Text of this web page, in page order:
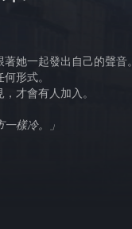
她一起發出自己的聲音。
形式。
才會有人加入。
樣冷。」